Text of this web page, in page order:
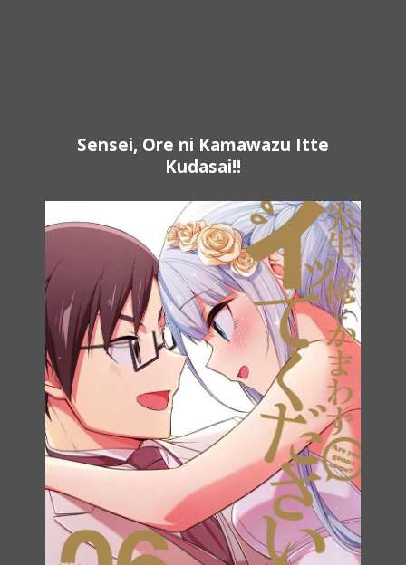
Sensei, Ore ni Kamawazu Itte
Kudasai!!